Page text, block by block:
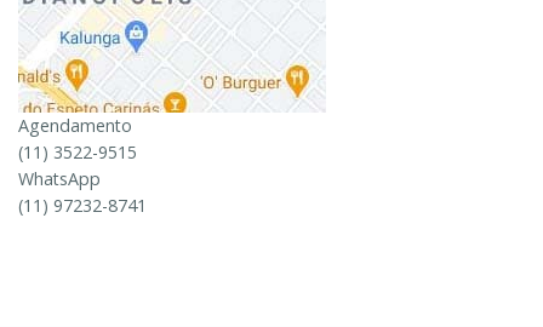
Agendamento
(11) 3522-9515
WhatsApp
(11) 97232-8741